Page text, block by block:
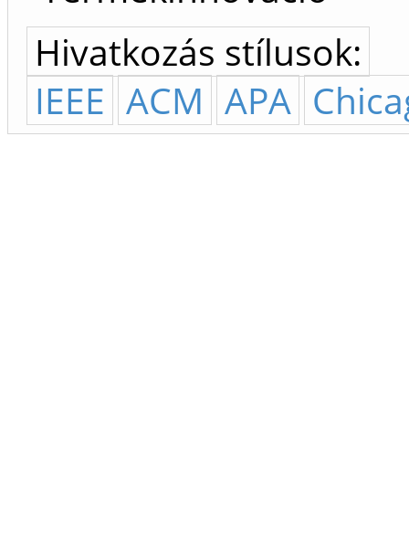
Hivatkozás stílusok:
IEEE ACM APA